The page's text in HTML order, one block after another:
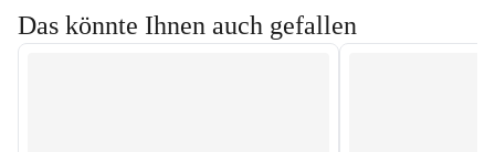
Das könnte Ihnen auch gefallen